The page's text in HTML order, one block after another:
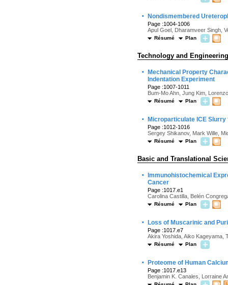
· Nondismembered
Page :1004-1006
Apul Goel, Dharamveer Singh,
Résumé Plan
Technology and Engineering
·
Mechanical Property
Indentation Experiment
Page :1007-1011
Bum-Mo Ahn, Jung Kim,
Résumé Plan
· Microparticulate ICE
Page :1012-1016
Sergey Shikanov, Mark Wille,
Résumé Plan
Basic and Translational
·
Immunohistochemical
Cancer
Page :1017.e1
Carolina Castilla, Belén
Résumé Plan
· Loss of Muscarinic and
Page :1017.e7
Akira Yoshida, Aiko Kageyama,
Résumé Plan
· Proteome of Human
Page :1017.e13
Benjamin K. Canales, Lorraine